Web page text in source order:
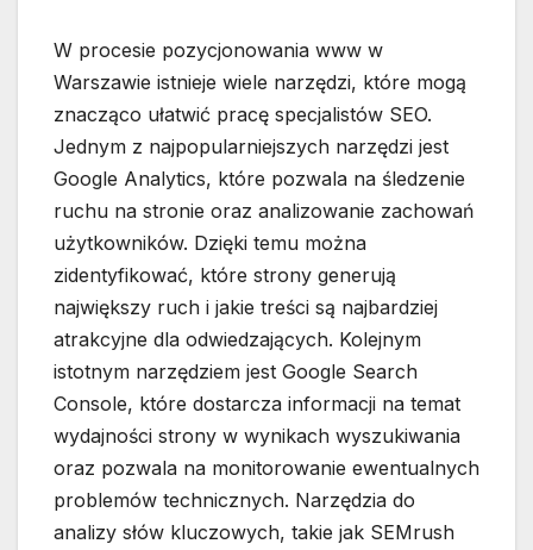
W procesie pozycjonowania www w
Warszawie istnieje wiele narzędzi, które mogą
znacząco ułatwić pracę specjalistów SEO.
Jednym z najpopularniejszych narzędzi jest
Google Analytics, które pozwala na śledzenie
ruchu na stronie oraz analizowanie zachowań
użytkowników. Dzięki temu można
zidentyfikować, które strony generują
największy ruch i jakie treści są najbardziej
atrakcyjne dla odwiedzających. Kolejnym
istotnym narzędziem jest Google Search
Console, które dostarcza informacji na temat
wydajności strony w wynikach wyszukiwania
oraz pozwala na monitorowanie ewentualnych
problemów technicznych. Narzędzia do
analizy słów kluczowych, takie jak SEMrush